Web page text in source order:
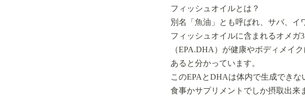
フィッシュオイルとは？
別名「魚油」とも呼ばれ、サバ、イ
フィッシュオイルに含まれるオメガ
（EPA.DHA）が健康やボディメイ
あると分かっています。
このEPAとDHAは体内で生成できな
食事かサプリメントでしか摂取出来